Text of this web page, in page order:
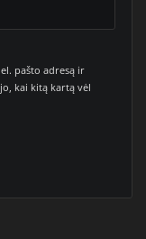
pašto adresą ir
kai kitą kartą vėl